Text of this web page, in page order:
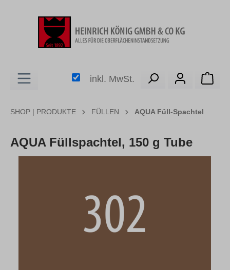
inkl. MwSt.
SHOP | PRODUKTE FÜLLEN AQUA Füll-Spachtel
AQUA Füllspachtel, 150 g Tube